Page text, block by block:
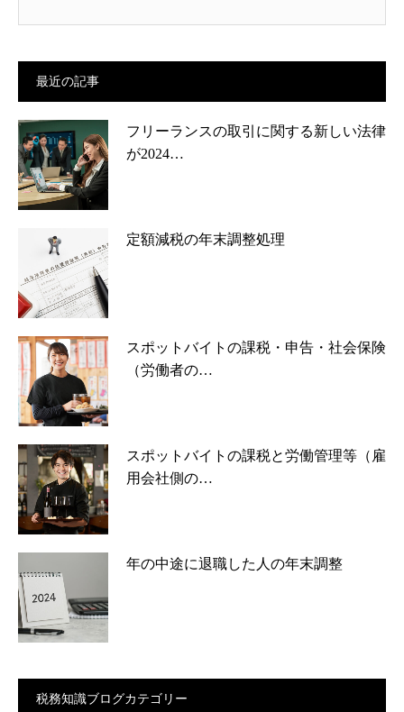
最近の記事
フリーランスの取引に関する新しい法律
が2024…
定額減税の年末調整処理
スポットバイトの課税・申告・社会保険
（労働者の…
スポットバイトの課税と労働管理等（雇
用会社側の…
年の中途に退職した人の年末調整
税務知識ブログカテゴリー